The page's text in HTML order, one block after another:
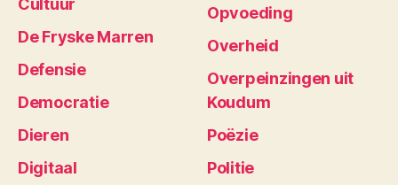
De Fryske Marren
Defensie
Democratie
Dieren
Digitaal
Opvoeding
Overheid
Overpeinzingen uit
Koudum
Poëzie
Politie